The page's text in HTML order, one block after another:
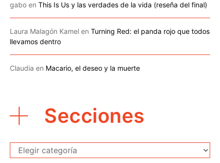
gabo en This Is Us y las verdades de la vida (reseña del final)
Laura Malagón Kamel en Turning Red: el panda rojo que todos
llevamos dentro
Claudia en Macario, el deseo y la muerte
Secciones
Secciones